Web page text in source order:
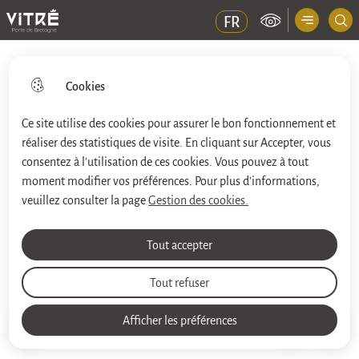
Cookies
Ce site utilise des cookies pour assurer le bon fonctionnement et
réaliser des statistiques de visite. En cliquant sur Accepter, vous
consentez à l'utilisation de ces cookies. Vous pouvez à tout
moment modifier vos préférences. Pour plus d'informations,
veuillez consulter la pageGestion des cookies.
Afficher les préférences
Tout accepter
Tout refuser
Aller
au
menu
Aller à la
recherche
Aller au
contenu
principal
Consulter le
plan du site
Ville de Vitré FR Menu principal
Bistrot mémoire
Social
Accueil